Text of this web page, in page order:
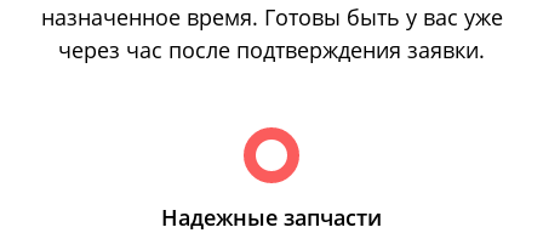
назначенное время. Готовы быть у вас уже
через час после подтверждения заявки.
Надежные запчасти